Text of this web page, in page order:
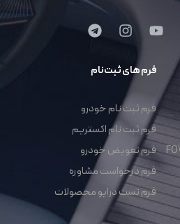
فرم های ثبت نام
فرم ثبت نام خودرو
فرم ثبت نام اکستریم
فرم تعویض خودرو
فرم درخواست مشاوره
فرم تست درایو محصولات